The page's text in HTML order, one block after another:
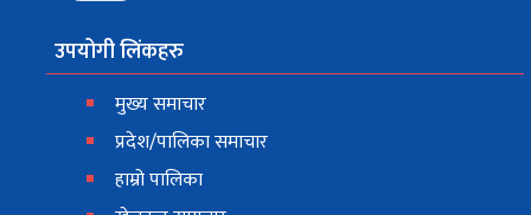
उपयोगी लिंकहरु
मुख्य समाचार
प्रदेश/पालिका समाचार
हाम्रो पालिका